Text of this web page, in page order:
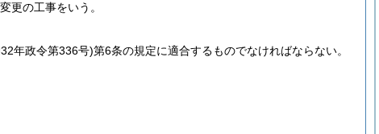
更の工事をいう。
年政令第336号)第6条の規定に適合するものでなければならない。